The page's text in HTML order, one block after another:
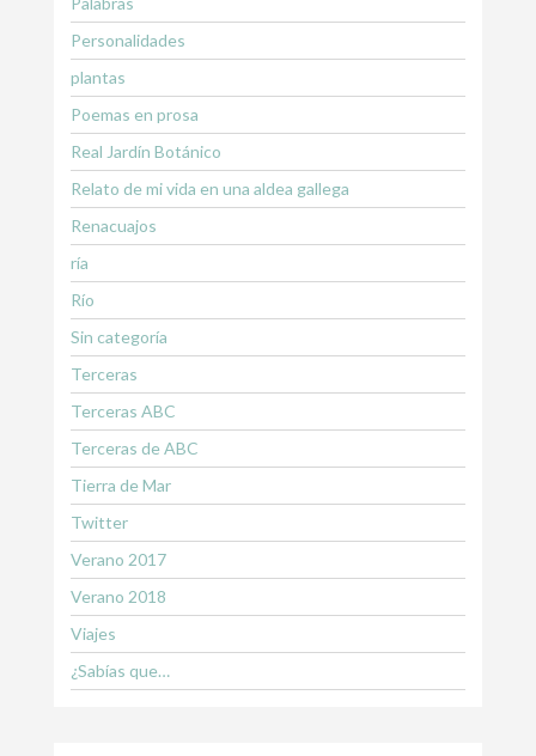
Personalidades
plantas
Poemas en prosa
Real Jardín Botánico
Relato de mi vida en una aldea gallega
Renacuajos
ría
Río
Sin categoría
Terceras
Terceras ABC
Terceras de ABC
Tierra de Mar
Twitter
Verano 2017
Verano 2018
Viajes
¿Sabías que…